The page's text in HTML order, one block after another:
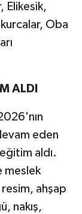
Elikesik,
Oba
ALDI
eden
aldı.
meslek
ahşap
nakış,